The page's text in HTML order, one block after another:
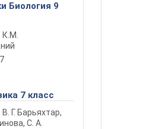
Биология 9
К.М.
7 класс
В. Г. Барьяхтар,
С. А.